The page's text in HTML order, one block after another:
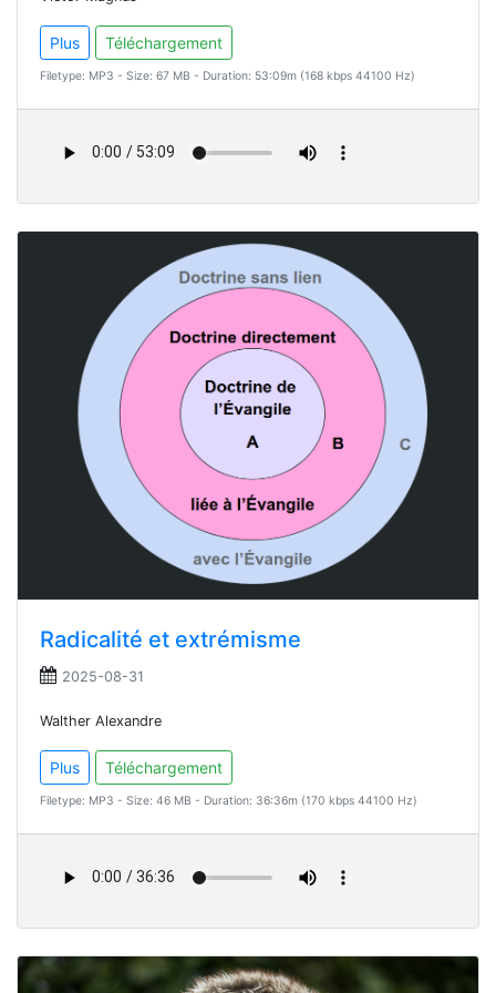
Plus Téléchargement
Filetype: MP3 - Size: 67 MB - Duration: 53:09m (168 kbps 44100 Hz)
Radicalité et extrémisme
2025-08-31
Walther Alexandre
Plus Téléchargement
Filetype: MP3 - Size: 46 MB - Duration: 36:36m (170 kbps 44100 Hz)